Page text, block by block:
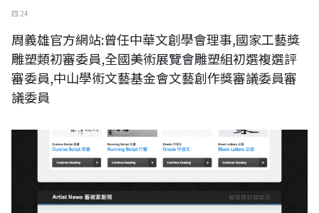
四 24
周義雄官方網站:曾任中華文創學會理事,國家工藝獎
雕塑類初審委員,全國美術展覽會雕塑組初選複選評
審委員,中山學術文藝基金會文藝創作獎審議委員審
議委員